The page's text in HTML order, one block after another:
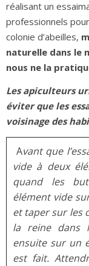
réalisant un
professionnels
colonie d’abeilles,
naturelle dans le
nous ne la
Les apiculteurs
éviter que les
voisinage des
Avant que
vide à deux
quand les
élément vide
et taper sur les
la reine dans
ensuite sur un
est fait.